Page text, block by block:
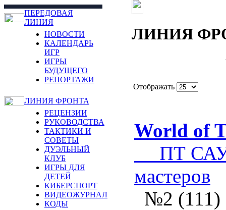
ПЕРЕДОВАЯ
ЛИНИЯ
НОВОСТИ
КАЛЕНДАРЬ
ИГР
ИГРЫ
БУДУЩЕГО
РЕПОРТАЖИ
ЛИНИЯ ФРОНТА
РЕЦЕНЗИИ
РУКОВОДСТВА
ТАКТИКИ И
СОВЕТЫ
ДУЭЛЬНЫЙ
КЛУБ
ИГРЫ ДЛЯ
ДЕТЕЙ
КИБЕРСПОРТ
ВИДЕОЖУРНАЛ
КОДЫ
ЛИНИЯ
Отображать
World of
ПТ САУ
мастеров
№2 (111)